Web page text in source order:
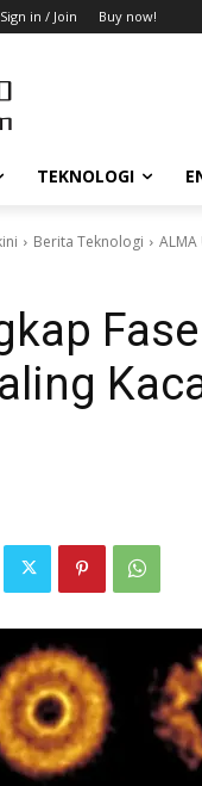
Sign in / Join Buy now!
TEKNOLOGI
Berita Teknologi ALMA